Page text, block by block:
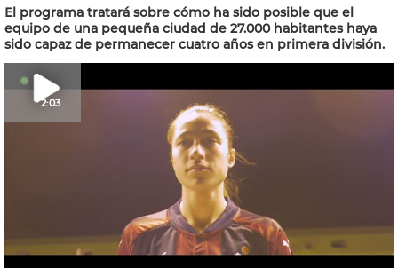
El programa tratará sobre cómo ha sido posible que el
equipo de una pequeña ciudad de 27.000 habitantes haya
sido capaz de permanecer cuatro años en primera división.
2:03